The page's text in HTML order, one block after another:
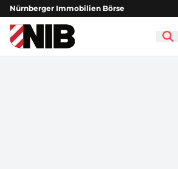
Nürnberger Immobilien Börse
NIB - Nürnberger Immobilien Börse